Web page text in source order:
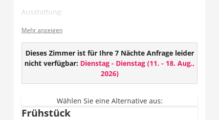
Ausstattung:
Gesund schlafen - im Zirbenholzbett
Radio
Telefon
Badezimmer mit Dusche/WC und Haarföhn
Mehr anzeigen
Dieses Zimmer ist für Ihre 7 Nächte Anfrage leider
nicht verfügbar: Dienstag - Dienstag (11. - 18. Aug.,
2026)
Wählen Sie eine Alternative aus:
Frühstück